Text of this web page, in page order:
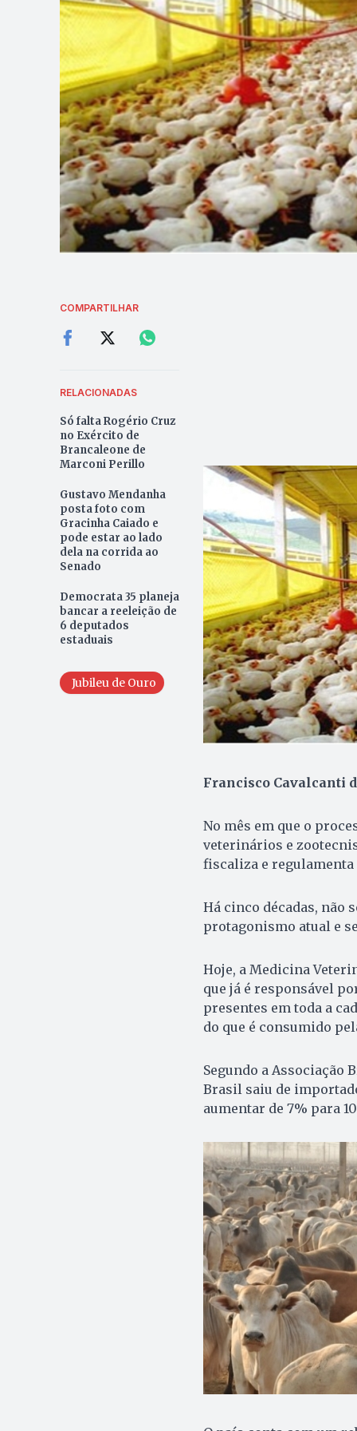
COMPARTILHAR
RELACIONADAS
Só falta Rogério Cruz
no Exército de
Brancaleone de
Marconi Perillo
Gustavo Mendanha
posta foto com
Gracinha Caiado e
pode estar ao lado
dela na corrida ao
Senado
Democrata 35 planeja
bancar a reeleição de
6 deputados
estaduais
Jubileu de Ouro
Francisco Cavalcanti
No mês em que o
veterinários e
fiscaliza e
Há cinco décadas, não
protagonismo atual e
Hoje, a Medicina
que já é responsável
presentes em toda a
do que é consumido
Segundo a Associação
Brasil saiu de
aumentar de 7% para